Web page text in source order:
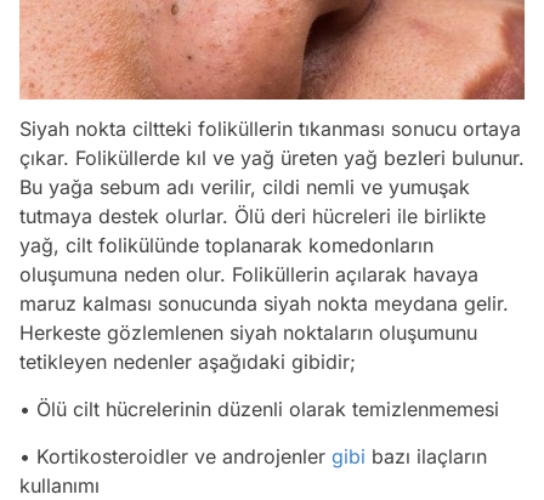
Siyah nokta ciltteki foliküllerin tıkanması sonucu ortaya
çıkar. Foliküllerde kıl ve yağ üreten yağ bezleri bulunur.
Bu yağa sebum adı verilir, cildi nemli ve yumuşak
tutmaya destek olurlar. Ölü deri hücreleri ile birlikte
yağ, cilt folikülünde toplanarak komedonların
oluşumuna neden olur. Foliküllerin açılarak havaya
maruz kalması sonucunda siyah nokta meydana gelir.
Herkeste gözlemlenen siyah noktaların oluşumunu
tetikleyen nedenler aşağıdaki gibidir;
• Ölü cilt hücrelerinin düzenli olarak temizlenmemesi
• Kortikosteroidler ve androjenler gibi bazı ilaçların
kullanımı